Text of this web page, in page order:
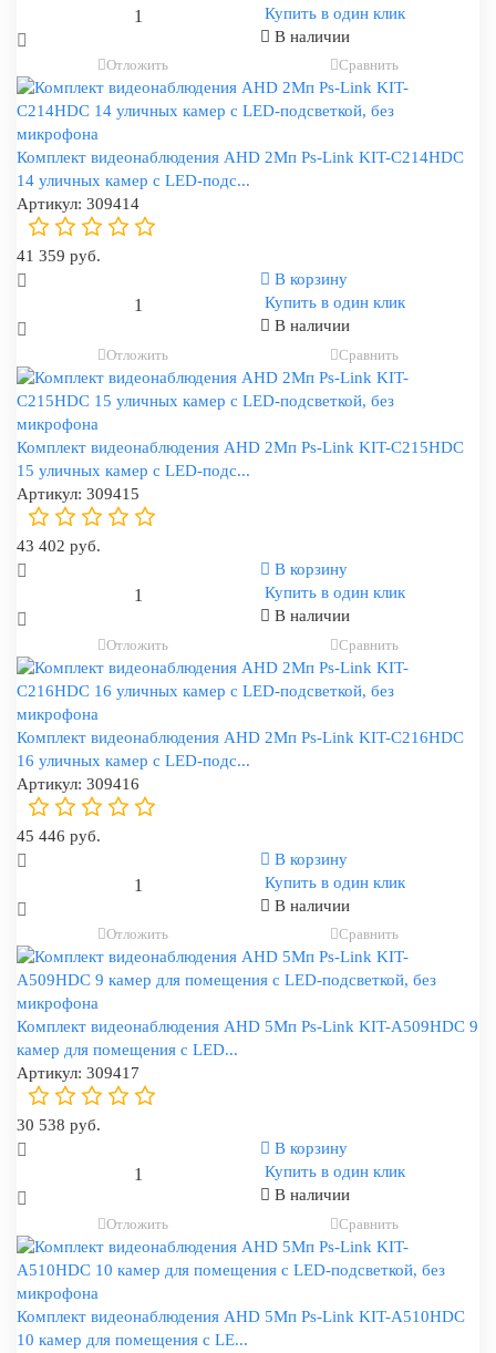
Купить в один клик
В наличии
Отложить Сравнить
Комплект видеонаблюдения AHD 2Мп Ps-Link KIT-C214HDC
14 уличных камер с LED-подс...
Артикул: 309414
41 359 руб.
В корзину
Купить в один клик
В наличии
Отложить Сравнить
Комплект видеонаблюдения AHD 2Мп Ps-Link KIT-C215HDC
15 уличных камер с LED-подс...
Артикул: 309415
43 402 руб.
В корзину
Купить в один клик
В наличии
Отложить Сравнить
Комплект видеонаблюдения AHD 2Мп Ps-Link KIT-C216HDC
16 уличных камер с LED-подс...
Артикул: 309416
45 446 руб.
В корзину
Купить в один клик
В наличии
Отложить Сравнить
Комплект видеонаблюдения AHD 5Мп Ps-Link KIT-A509HDC 9
камер для помещения с LED...
Артикул: 309417
30 538 руб.
В корзину
Купить в один клик
В наличии
Отложить Сравнить
Комплект видеонаблюдения AHD 5Мп Ps-Link KIT-A510HDC
10 камер для помещения с LE...